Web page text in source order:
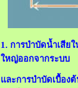
1. การบำบัดน้ำเสีย
ใหญ่ออกจากระบบ
และการบำบัดเบื้อง